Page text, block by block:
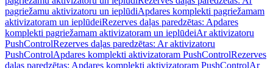
pagriežamu aktivizatoru un ieplūdiApdares komplekti pagriežamam
aktivizatoram un ieplūdeiRezerves daļas paredzētas: Apdares
komplekti pagriežamam aktivizatoram un ieplūdeiAr aktivizatoru
PushControlRezerves daļas paredzētas: Ar aktivizatoru
PushControlApdares komplekti aktivizatoram PushControlRezerves
daļas paredzētas: Apdares komplekti aktivizatoram PushControlAr